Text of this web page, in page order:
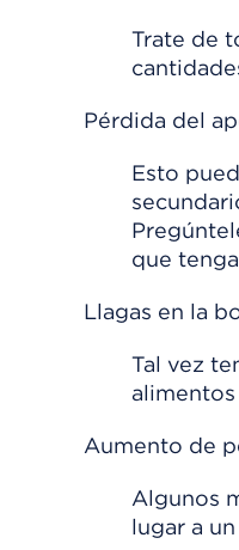
Trate de
Pérdida del
Esto
que
Llagas en la
Tal vez
Aumento de
Algunos
lugar a